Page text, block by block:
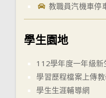
教職員汽機車停
學生園地
112學年度一年級新
學習歷程檔案上傳
學生生涯輔導網